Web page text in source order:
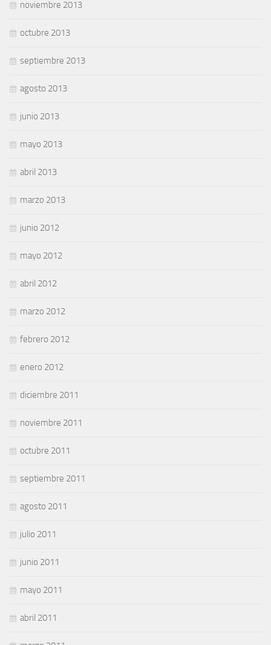
noviembre 2013
octubre 2013
septiembre 2013
agosto 2013
junio 2013
mayo 2013
abril 2013
marzo 2013
junio 2012
mayo 2012
abril 2012
marzo 2012
febrero 2012
enero 2012
diciembre 2011
noviembre 2011
octubre 2011
septiembre 2011
agosto 2011
julio 2011
junio 2011
mayo 2011
abril 2011